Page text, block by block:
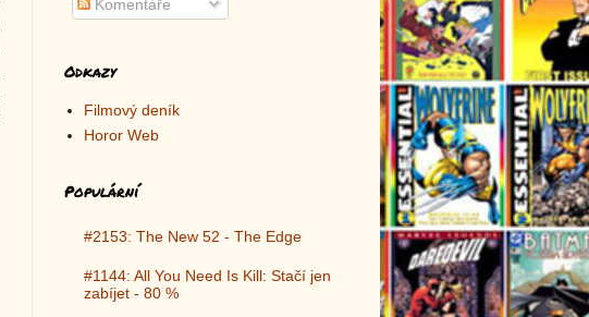
Komentáře
Odkazy
Filmový deník
Horor Web
Populární
#2153: The New 52 - The Edge
#1144: All You Need Is Kill: Stačí jen
zabíjet - 80 %